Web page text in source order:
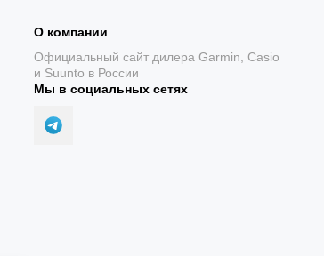
О компании
Официальный сайт дилера Garmin, Casio
и Suunto в России
Мы в социальных сетях